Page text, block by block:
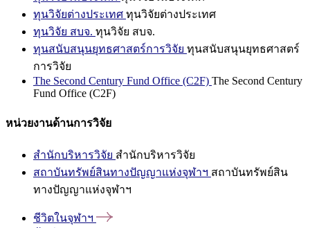
ทุนวิจัยต่างประเทศ ทุนวิจัยต่างประเทศ
ทุนวิจัย สบจ. ทุนวิจัย สบจ.
ทุนสนับสนุนยุทธศาสตร์การวิจัย ทุนสนับสนุนยุทธศาสตร์
การวิจัย
The Second Century Fund Office (C2F) The Second Century
Fund Office (C2F)
หน่วยงานด้านการวิจัย
สำนักบริหารวิจัย สำนักบริหารวิจัย
สถาบันทรัพย์สินทางปัญญาแห่งจุฬาฯ สถาบันทรัพย์สิน
ทางปัญญาแห่งจุฬาฯ
ชีวิตในจุฬาฯ